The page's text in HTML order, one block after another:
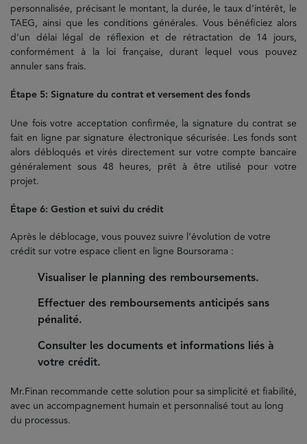
personnalisée, précisant le montant, la durée, le taux d’intérêt, le
TAEG, ainsi que les conditions générales. Vous bénéficiez alors
d’un délai légal de réflexion et de rétractation de 14 jours,
conformément à la loi française, durant lequel vous pouvez
annuler sans frais.
Étape 5: Signature du contrat et versement des fonds
Une fois votre acceptation confirmée, la signature du contrat se
fait en ligne par signature électronique sécurisée. Les fonds sont
alors débloqués et virés directement sur votre compte bancaire
généralement sous 48 heures, prêt à être utilisé pour votre
projet.
Étape 6: Gestion et suivi du crédit
Après le déblocage, vous pouvez suivre l’évolution de votre
crédit sur votre espace client en ligne Boursorama :
Visualiser le planning des remboursements.
Effectuer des remboursements anticipés sans
pénalité.
Consulter les documents et informations liés à
votre crédit.
Mr.Finan recommande cette solution pour sa simplicité et fiabilité,
avec un accompagnement humain et personnalisé tout au long
du processus.